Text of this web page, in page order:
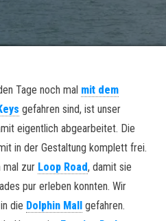
Tage noch mal mit dem
gefahren sind, ist unser
eigentlich abgearbeitet. Die
in der Gestaltung komplett frei.
mal zur Loop Road, damit sie
pur erleben konnten. Wir
die Dolphin Mall gefahren.